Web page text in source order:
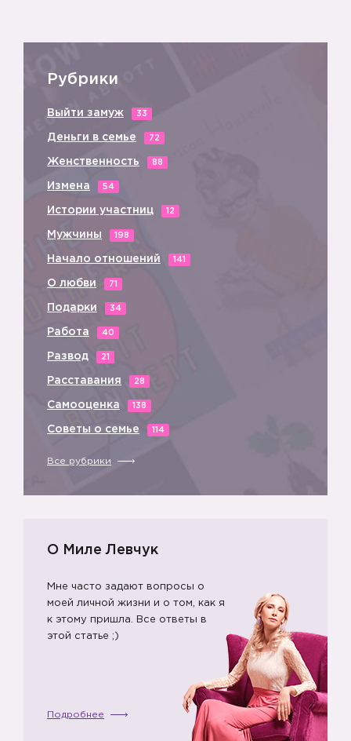
Рубрики
Выйти замуж 33
Деньги в семье 72
Женственность 88
Измена 54
Истории участниц 12
Мужчины 198
Начало отношений 141
О любви 71
Подарки 34
Работа 40
Развод 21
Расставания 28
Самооценка 138
Советы о семье 114
Все рубрики
О Миле Левчук
Мне часто задают вопросы о
моей личной жизни и о том, как я
к этому пришла. Все ответы в
этой статье ;)
Подробнее